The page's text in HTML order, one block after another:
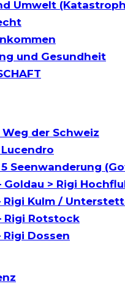
Umwelt
und Gesundheit
Weg der Schweiz
Lucendro
5 Seenwanderung
Goldau > Rigi
Rigi Kulm /
Rigi Rotstock
Rigi Dossen